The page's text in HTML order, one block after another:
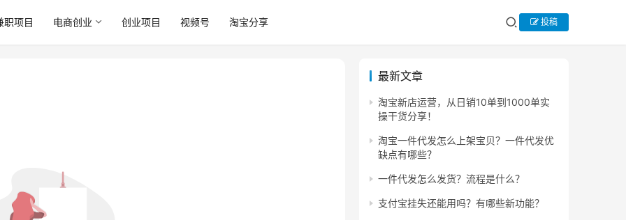
职项目 电商创业 创业项目 视频号 淘宝分享 投稿
最新文章
淘宝新店运营，从日销10单到1000单实
操干货分享！
淘宝一件代发怎么上架宝贝？一件代发优
缺点有哪些？
一件代发怎么发货？流程是什么？
支付宝挂失还能用吗？有哪些新功能？